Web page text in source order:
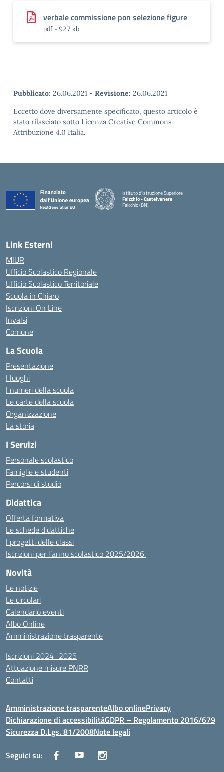
verbale commissione pon selezione figure
pdf - 927 kb
Pubblicato: 26.06.2021 - Revisione: 26.06.2021
Eccetto dove diversamente specificato, questo articolo è
stato rilasciato sotto Licenza Creative Commons
Attribuzione 4.0 Italia.
Istituto d'Istruzione Superiore
Faicchio - Castelvenere
Faicchio (BN)
Link Esterni
MIUR
Ufficio Scolastico Regionale
Ufficio Scolastico Territoriale
Scuola in Chiaro
Iscrizioni On Line
Invalsi
Comune
La Scuola
Presentazione
I luoghi
I numeri della scuola
Le carte della scuola
Organizzazione
La storia
I Servizi
Personale scolastico
Famiglie e studenti
Percorsi di studio
Didattica
Offerta formativa
Le schede didattiche
I progetti delle classi
Iscrizioni per l’anno scolastico 2025/2026.
Novità
Le notizie
Le circolari
Calendario eventi
Albo Online
Amministrazione trasparente
Iscrizioni 2024_2025
Attuazione misure PNRR
Contatti
Amministrazione trasparenteAlbo onlinePrivacy
Dichiarazione di accessibilitàGDPR – Regolamento 2016/679
Sicurezza D.Lgs. 81/2008Note legali
Seguici su: